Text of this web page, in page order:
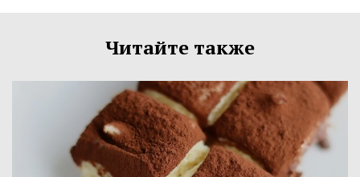
Читайте также